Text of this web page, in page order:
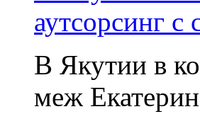
аутсорсинг
В Якутии в
меж